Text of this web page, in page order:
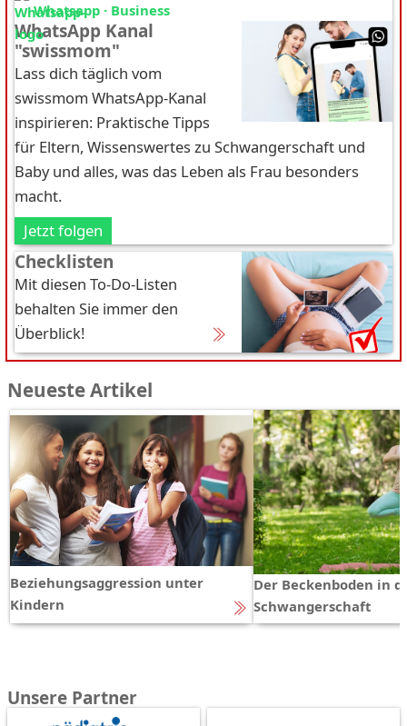
Whatsapp · Business
WhatsApp Kanal
"swissmom"
Lass dich täglich vom
swissmom WhatsApp-Kanal
inspirieren: Praktische Tipps
für Eltern, Wissenswertes zu Schwangerschaft und
Baby und alles, was das Leben als Frau besonders
macht.
Jetzt folgen
Checklisten
Mit diesen To-Do-Listen
behalten Sie immer den
Überblick!
Neueste Artikel
Beziehungsaggression unter
Kindern
Der Beckenboden in
Schwangerschaft
Unsere Partner